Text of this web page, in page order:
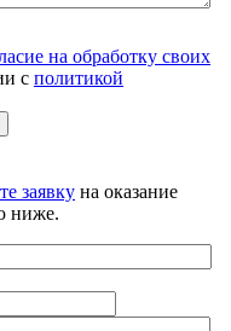
на обработку своих
с политикой
заявку на оказание
ниже.